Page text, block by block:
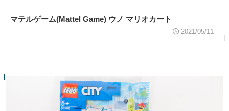
マテルゲーム(Mattel Game) ウノ マリオカート
2021/05/11